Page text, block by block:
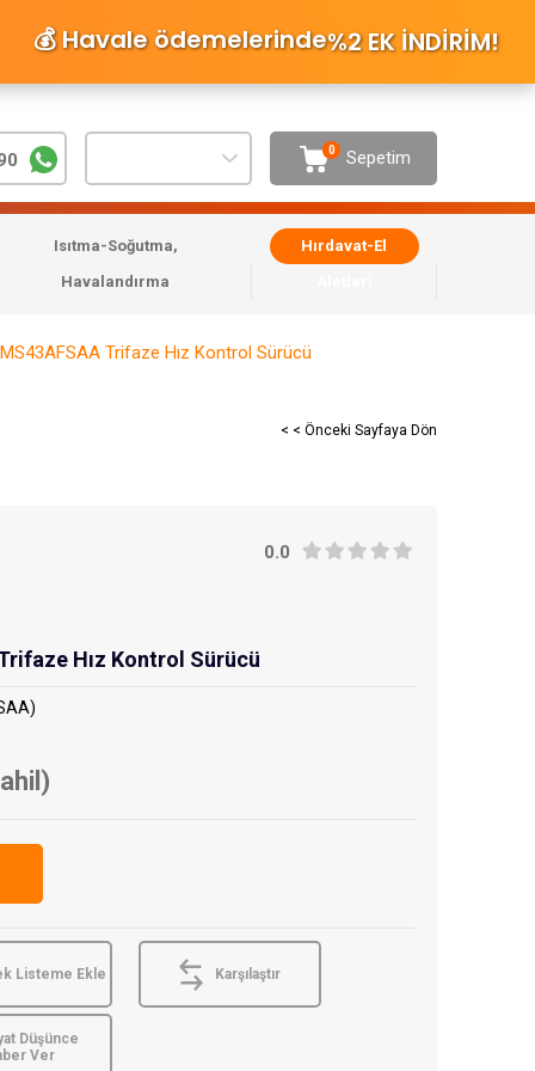
💰 Havale ödemelerinde%2 EK İNDİRİM!
Sepetim
0
Isıtma-Soğutma,
Havalandırma
Hırdavat-El
Trifaze Hız Kontrol Sürücü
< < Önceki Sayfaya Dön
0.0
Hız Kontrol Sürücü
Listeme Ekle Karşılaştır
Düşünce
Ver